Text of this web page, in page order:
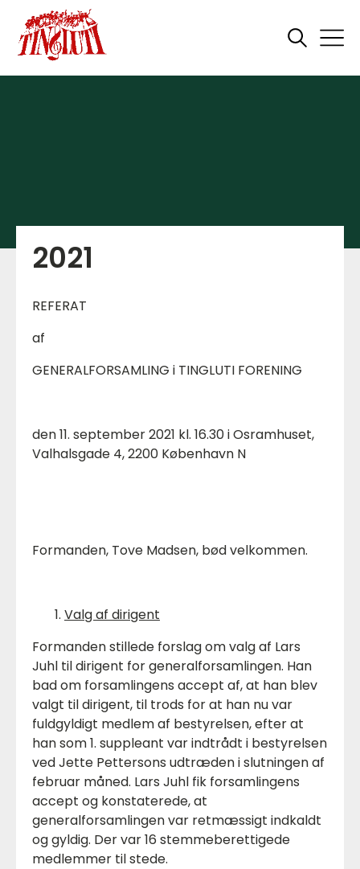
2021
REFERAT
af
GENERALFORSAMLING i TINGLUTI FORENING
den 11. september 2021 kl. 16.30 i Osramhuset,
Valhalsgade 4, 2200 København N
Formanden, Tove Madsen, bød velkommen.
Valg af dirigent
Formanden stillede forslag om valg af Lars
Juhl til dirigent for generalforsamlingen. Han
bad om forsamlingens accept af, at han blev
valgt til dirigent, til trods for at han nu var
fuldgyldigt medlem af bestyrelsen, efter at
han som 1. suppleant var indtrådt i bestyrelsen
ved Jette Pettersons udtræden i slutningen af
februar måned. Lars Juhl fik forsamlingens
accept og konstaterede, at
generalforsamlingen var retmæssigt indkaldt
og gyldig. Der var 16 stemmeberettigede
medlemmer til stede.